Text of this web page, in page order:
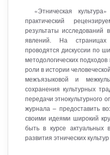
«Этническая
практический
результаты исследований
явлений. На страницах
проводятся дискуссии по
методологических
роли в истории
межъязыковой и
сохранения культурных
передачи
журнала – предоставить
своими идеями широкий
быть в курсе актуальных
развития этнических